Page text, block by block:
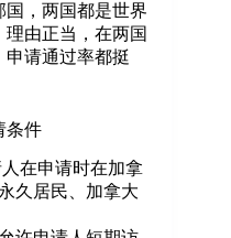
条件
在申请时在加拿
久居民、加拿大